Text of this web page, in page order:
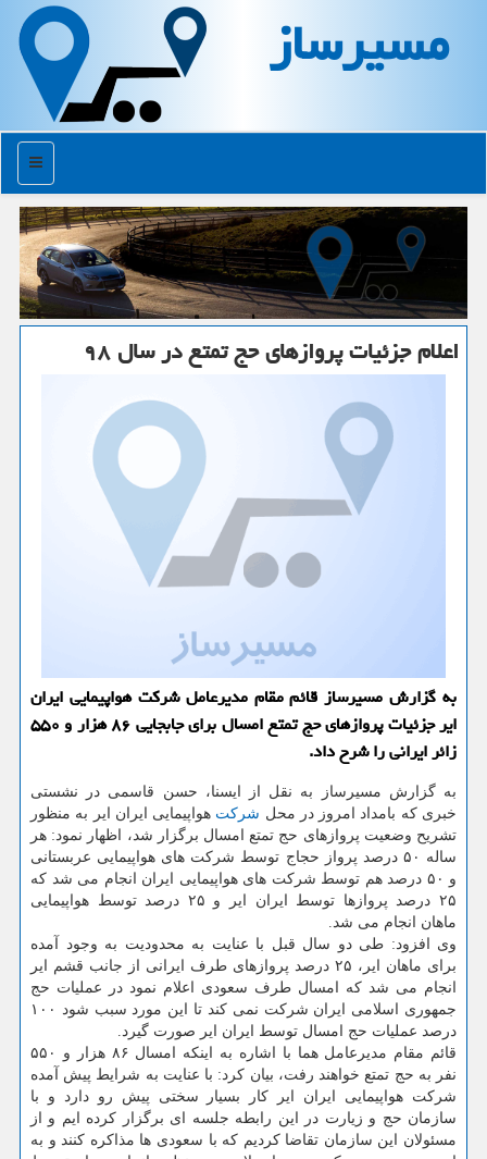
مسیرساز
منو
اعلام جزئیات پروازهای حج تمتع در سال ۹۸
به گزارش مسیرساز قائم مقام مدیرعامل شركت هواپیمایی ایران
ایر جزئیات پروازهای حج تمتع امسال برای جابجایی ۸۶ هزار و ۵۵۰
زائر ایرانی را شرح داد.
به گزارش مسیرساز به نقل از ایسنا، حسن قاسمی در نشستی
خبری كه بامداد امروز در محل شركت هواپیمایی ایران ایر به منظور
تشریح وضعیت پروازهای حج تمتع امسال برگزار شد، اظهار نمود: هر
ساله ۵۰ درصد پرواز حجاج توسط شركت های هواپیمایی عربستانی
و ۵۰ درصد هم توسط شركت های هواپیمایی ایران انجام می شد كه
۲۵ درصد پروازها توسط ایران ایر و ۲۵ درصد توسط هواپیمایی
ماهان انجام می شد.
وی افزود: طی دو سال قبل با عنایت به محدودیت به وجود آمده
برای ماهان ایر، ۲۵ درصد پروازهای طرف ایرانی از جانب قشم ایر
انجام می شد كه امسال طرف سعودی اعلام نمود در عملیات حج
جمهوری اسلامی ایران شركت نمی كند تا این مورد سبب شود ۱۰۰
درصد عملیات حج امسال توسط ایران ایر صورت گیرد.
قائم مقام مدیرعامل هما با اشاره به اینكه امسال ۸۶ هزار و ۵۵۰
نفر به حج تمتع خواهند رفت، بیان كرد: با عنایت به شرایط پیش آمده
شركت هواپیمایی ایران ایر كار بسیار سختی پیش رو دارد و با
سازمان حج و زیارت در این رابطه جلسه ای برگزار كرده ایم و از
مسئولان این سازمان تقاضا كردیم كه با سعودی ها مذاكره كنند و به